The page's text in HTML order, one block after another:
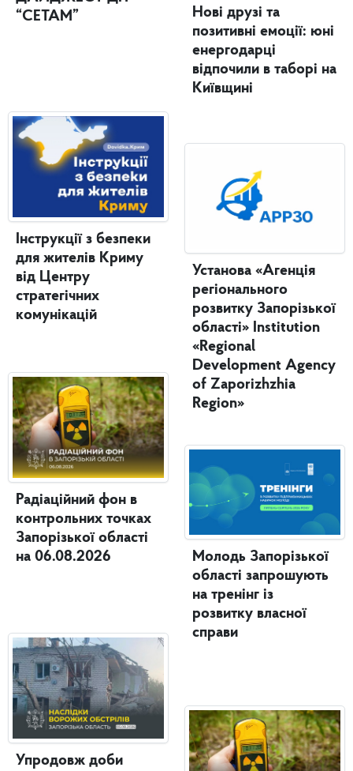
“СЕТАМ”
Інструкції з безпеки
для жителів Криму
від Центру
стратегічних
комунікацій
Радіаційний фон в
контрольних точках
Запорізької області
на 06.08.2026
Упродовж доби
Нові друзі та
позитивні емоції: юні
енергодарці
відпочили в таборі на
Київщині
Установа «Агенція
регіонального
розвитку Запорізької
області» Institution
«Regional
Development Agency
of Zaporizhzhia
Region»
Молодь Запорізької
області запрошують
на тренінг із
розвитку власної
справи